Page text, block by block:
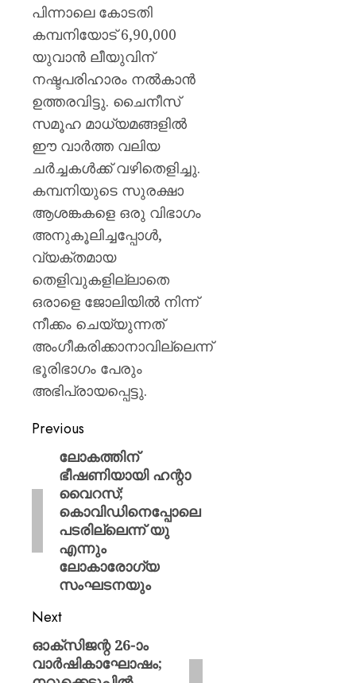
പിന്നാലെ കോടതി
കമ്പനിയോട് 6,90,000
യുവാൻ ലീയുവിന്
നഷ്ടപരിഹാരം നൽകാൻ
ഉത്തരവിട്ടു. ചൈനീസ്
സമൂഹ മാധ്യമങ്ങളിൽ
ഈ വാർത്ത വലിയ
ചർച്ചകൾക്ക് വഴിതെളിച്ചു.
കമ്പനിയുടെ സുരക്ഷാ
ആശങ്കകളെ ഒരു വിഭാഗം
അനുകൂലിച്ചപ്പോൾ,
വ്യക്തമായ
തെളിവുകളില്ലാതെ
ഒരാളെ ജോലിയിൽ നിന്ന്
നീക്കം ചെയ്യുന്നത്
അംഗീകരിക്കാനാവില്ലെന്ന്
ഭൂരിഭാഗം പേരും
അഭിപ്രായപ്പെട്ടു.
Previous
ലോകത്തിന്
ഭീഷണിയായി ഹന്റാ
വൈറസ്;
കൊവിഡിനെപ്പോലെ
പടരില്ലെന്ന് യു
എന്നും
ലോകാരോഗ്യ
സംഘടനയും
Next
ഓക്‌സിജന്റ 26-ാം
വാര്‍ഷികാഘോഷം;